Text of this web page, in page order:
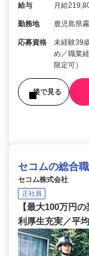
給与 月給
勤務地 鹿児島県
応募資格
未経験39
め／職業
限定可）
後で見る
セコムの総合職
セコム株式会社
正社員
【最大100万円
利厚生充実／平